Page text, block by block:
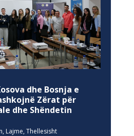
dhe Bosnja e
Zërat për
dhe Shëndetin
, Lajme, Thellesisht